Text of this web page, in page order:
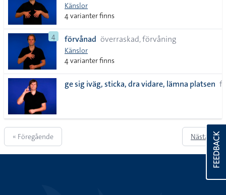
Känslor
4 varianter finns
4 förvånad överraskad, förvåning
Känslor
4 varianter finns
ge sig iväg, sticka, dra vidare, lämna platsen
« Föregående Nästa » FEEDBACK